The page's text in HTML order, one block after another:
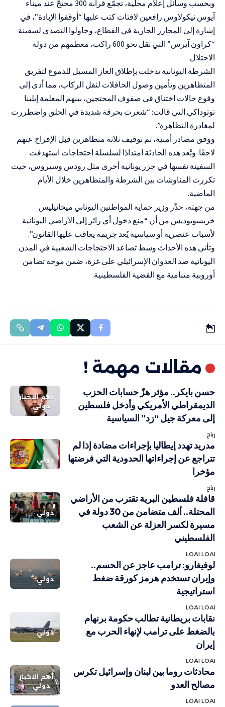
وبحسب وسائل إعلام محلية، تجمّع قرابة 300 محتجّ عند ميناء
آيوس نيكولاوس رافعين لافتات كتب عليها “أوقفوا الإبادة”، في
إشارة إلى المجازر الجارية في القطاع، وحاولوا التصدي لسفينة
“كراون آيرس” التي تقل نحو 600 راكب، معظمهم من دولة
الاحتلال.
الشرطة اليونانية تدخلت بإطلاق الغاز المسيل للدموع لتفريق
المتظاهرين وتأمين وصول الحافلات لنقل الركاب، مما أدى إلى
وقوع حالات اختناق في صفوف المحتجين، بينهم المعلمة إيلينا
توتوداكي التي قالت: “شعرت بحرقة شديدة في الحلق واضطررت
لمغادرة التظاهرة”.
ووفق مصادر أمنية، تم توقيف ثلاثة متظاهرين قبل الإفراج عنهم
لاحقًا. وتُعد هذه الحادثة امتدادًا لسلسلة احتجاجات استهدفت
السفينة نفسها في جزر يونانية أخرى مثل رودس وسيروس، حيث
تكررت المناوشات بين الشرطة والمتظاهرين خلال الأيام
الماضية.
من جهته، حذّر وزير حماية المواطنين اليوناني ميخائيليس
خريسويوديس من أن “منع دخول أي زائر إلى الأراضي اليونانية
لأسباب عنصرية أو سياسية يُعد جريمة يعاقب عليها القانون”.
وتأتي هذه الأحداث وسط تصاعد الاحتجاجات الشعبية في المدن
اليونانية ضد العدوان الإسرائيلي على غزة، ضمن موجة تضامن
أوروبية متنامية مع القضية الفلسطينية.
مقالات مهمة !
أهم الاخبار
دولي
حسن بايكر.. مؤثر هزّ حسابات الحزب
الديمقراطي الأمريكي وأدخل فلسطين
إلى معركة جيل “زد” السياسية
رباح
دولي
مدريد تهدد إيطاليا بإجراءات مضادة إذا لم
تتراجع عن إجراءاتها الحدودية التي فرضتها
مؤخرا
رباح
دولي
قافلة فلسطين البرية تقترب من الأراضي
المحتلة.. ألف متضامن من 30 دولة في
مسيرة لكسر العزلة عن الشعب
الفلسطيني
LOAI LOAI
دولي
لوفيغارو: ترامب عاجز عن الحسم..
وإيران تستخدم هرمز كورقة ضغط
استراتيجية
LOAI LOAI
دولي
نقابات بريطانية تطالب حكومة برنهام
بالضغط على ترامب لإنهاء الحرب مع
إيران
LOAI LOAI
أهم الاخبار
دولي
محادثات روما بين لبنان وإسرائيل تكرس
مصالح العدو
LOAI LOAI